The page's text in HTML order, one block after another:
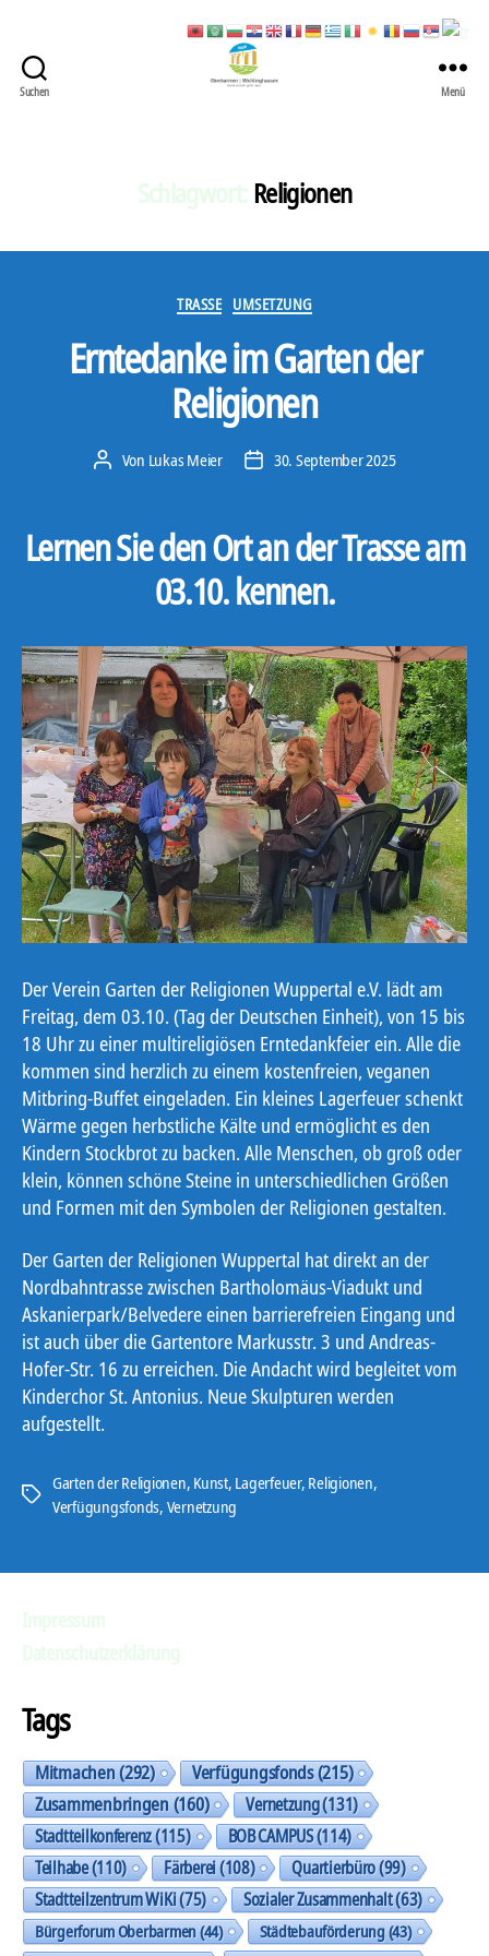
Suchen
Stadt
Menü
Religionen
Kategorien
TRASSE UMSETZUNG
Erntedanke im Garten der
Religionen
Beitragsautor
Von Lukas Meier Veröffentlichungsdatum
30. September 2025
Lernen Sie den Ort an der Trasse am
03.10. kennen.
Der Verein Garten der Religionen Wuppertal e.V. lädt am
Freitag, dem 03.10. (Tag der Deutschen Einheit), von 15 bis
18 Uhr zu einer multireligiösen Erntedankfeier ein. Alle die
kommen sind herzlich zu einem kostenfreien, veganen
Mitbring-Buffet eingeladen. Ein kleines Lagerfeuer schenkt
Wärme gegen herbstliche Kälte und ermöglicht es den
Kindern Stockbrot zu backen. Alle Menschen, ob groß oder
klein, können schöne Steine in unterschiedlichen Größen
und Formen mit den Symbolen der Religionen gestalten.
Der Garten der Religionen Wuppertal hat direkt an der
Nordbahntrasse zwischen Bartholomäus-Viadukt und
Askanierpark/Belvedere einen barrierefreien Eingang und
ist auch über die Gartentore Markusstr. 3 und Andreas-
Hofer-Str. 16 zu erreichen. Die Andacht wird begleitet vom
Kinderchor St. Antonius. Neue Skulpturen werden
aufgestellt.
Schlagwörter
Garten der Religionen, Kunst, Lagerfeuer, Religionen,
Verfügungsfonds, Vernetzung
Tags
Mitmachen(292) Verfügungsfonds(215)
Zusammenbringen(160) Vernetzung(131)
Stadtteilkonferenz(115) BOB CAMPUS(114)
Teilhabe(110) Färberei(108) Quartierbüro(99)
Stadtteilzentrum WiKi(75) Sozialer Zusammenhalt(63)
Bürgerforum Oberbarmen(44) Städtebauförderung(43)